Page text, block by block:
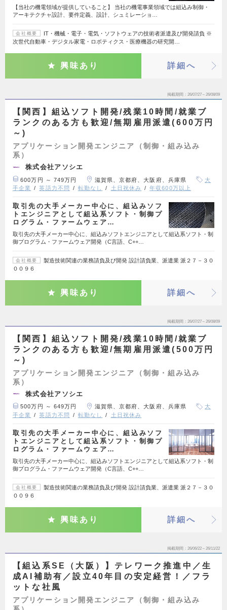
【当社の機電領域が提供していること】 当社の機電事業領域では組込み制御・
アーキテクチャ設計、要件定義、設計、シュミレーショ…
会社概要
IT・機械・電子・電気・ソフトウェアの技術者派遣及び開発請負 ※
次世代自動車・デジタル家電・ロボティクス・医療機器の研究開…
興味あり 詳細へ
掲載期間 26/07/27～26/08/09
【関西】組込ソフト開発/残業10時間/就業ブ
ランクのある方も歓迎/無期雇用派遣(600万円
～)
アプリケーション開発エンジニア（制御・組み込み
系）
株式会社アソシエ
600万円 ～ 749万円 滋賀県、京都府、大阪府、兵庫県
大
手企業
英語力不問 転勤なし 土日祝休み 年収600万以上
取引先の大手メーカー中心に、組込みソフ
トエンジニアとして組込系ソフト・制御プ
ログラム・ファームウェア…
取引先の大手メーカー中心に、組込みソフトエンジニアとして組込系ソフト・制
御プログラム・ファームウェア開発（C言語、C++…
会社概要
製造技術関連の業務請負及び開発 設計請負業、派遣業 派２７－３０
００９６
興味あり 詳細へ
掲載期間 26/07/27～26/08/09
【関西】組込ソフト開発/残業10時間/就業ブ
ランクのある方も歓迎/無期雇用派遣(500万円
～)
アプリケーション開発エンジニア（制御・組み込み
系）
株式会社アソシエ
500万円 ～ 649万円 滋賀県、京都府、大阪府、兵庫県
大
手企業
英語力不問 転勤なし 土日祝休み
取引先の大手メーカー中心に、組込みソフ
トエンジニアとして組込系ソフト・制御プ
ログラム・ファームウェア…
取引先の大手メーカー中心に、組込みソフトエンジニアとして組込系ソフト・制
御プログラム・ファームウェア開発（C言語、C++…
会社概要
製造技術関連の業務請負及び開発 設計請負業、派遣業 派２７－３０
００９６
興味あり 詳細へ
掲載期間 26/06/22～26/11/22
【組込系SE（大阪）】テレワーク推進中／生
成AI補助有／設立40年目の安定経営！／フラ
ットな社風
アプリケーション開発エンジニア（制御・組み込み